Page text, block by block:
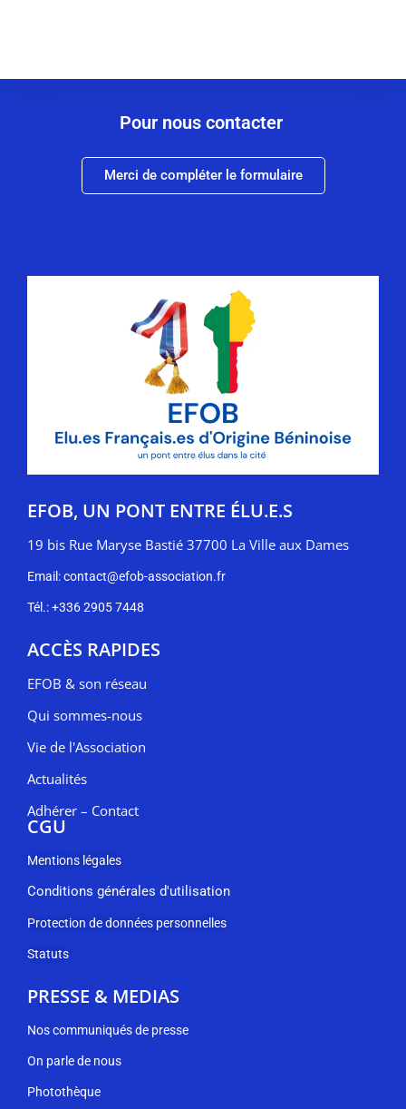
Pour nous contacter
Merci de compléter le formulaire
EFOB, UN PONT ENTRE ÉLU.E.S
19 bis Rue Maryse Bastié 37700 La Ville aux Dames
Email: contact@efob-association.fr
Tél.: +336 2905 7448
ACCÈS RAPIDES
EFOB & son réseau
Qui sommes-nous
Vie de l'Association
Actualités
Adhérer – Contact
CGU
Mentions légales
Conditions générales d'utilisation
Protection de données personnelles
Statuts
PRESSE & MEDIAS
Nos communiqués de presse
On parle de nous
Photothèque